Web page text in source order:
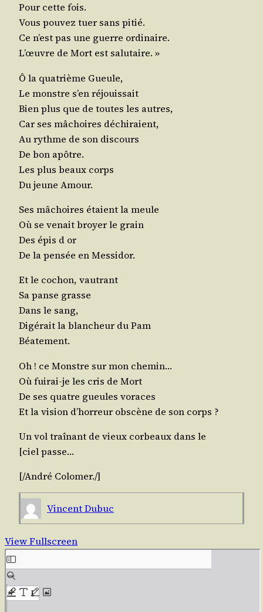
Pour cette fois.
Vous pou­vez tuer sans pitié.
Ce n’est pas une guerre ordinaire.
L’œuvre de Mort est salutaire. »
Ô la qua­trième Gueule,
Le monstre s’en réjouissait
Bien plus que de toutes les autres,
Car ses mâchoires déchiraient,
Au rythme de son discours
De bon apôtre.
Les plus beaux corps
Du jeune Amour.
Ses mâchoires étaient la meule
Où se venait broyer le grain
Des épis d or
De la pen­sée en Messidor.
Et le cochon, vautrant
Sa panse grasse
Dans le sang,
Digé­rait la blan­cheur du Pam
Béatement.
Oh ! ce Monstre sur mon chemin…
Où fui­rai-je les cris de Mort
De ses quatre gueules voraces
Et la vision d’horreur obs­cène de son corps ?
Un vol traî­nant de vieux cor­beaux dans le
[ciel passe…
[/​André Colo­mer./​]
Vincent Dubuc
View Fullscreen